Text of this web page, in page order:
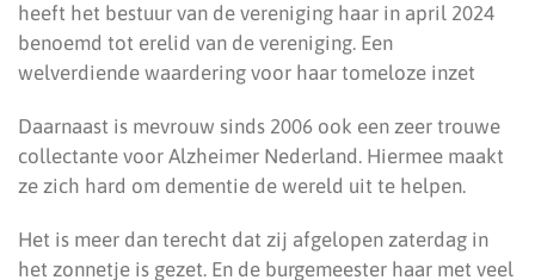
heeft het bestuur van de vereniging haar in april 2024
benoemd tot erelid van de vereniging. Een
welverdiende waardering voor haar tomeloze inzet
Daarnaast is mevrouw sinds 2006 ook een zeer trouwe
collectante voor Alzheimer Nederland. Hiermee maakt
ze zich hard om dementie de wereld uit te helpen.
Het is meer dan terecht dat zij afgelopen zaterdag in
het zonnetje is gezet. En de burgemeester haar met veel